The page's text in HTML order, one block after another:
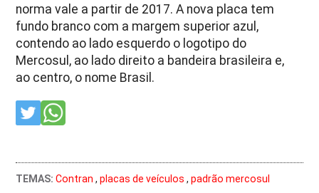
norma vale a partir de 2017. A nova placa tem
fundo branco com a margem superior azul,
contendo ao lado esquerdo o logotipo do
Mercosul, ao lado direito a bandeira brasileira e,
ao centro, o nome Brasil.
TEMAS: Contran ,placas de veículos ,padrão mercosul